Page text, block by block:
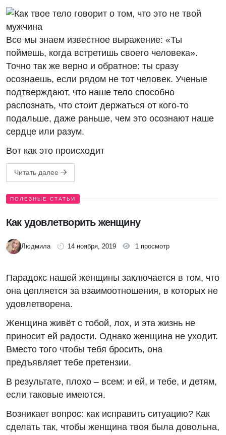
Все мы знаем известное выражение: «Ты
поймешь, когда встретишь своего человека».
Точно так же верно и обратное: ты сразу
осознаешь, если рядом не тот человек. Ученые
подтверждают, что наше тело способно
распознать, что стоит держаться от кого-то
подальше, даже раньше, чем это осознают наше
сердце или разум.
Вот как это происходит
Читать далее
ПОЛЕЗНЫЕ СТАТЬИ
Как удовлетворить женщину
Людмила 14 ноября, 2019 1 просмотр
Парадокс нашей женщины заключается в том, что
она цепляется за взаимоотношения, в которых не
удовлетворена.
Женщина живёт с тобой, лох, и эта жизнь не
приносит ей радости. Однако женщина не уходит.
Вместо того чтобы тебя бросить, она
предъявляет тебе претензии.
В результате, плохо – всем: и ей, и тебе, и детям,
если таковые имеются.
Возникает вопрос: как исправить ситуацию? Как
сделать так, чтобы женщина твоя была довольна,